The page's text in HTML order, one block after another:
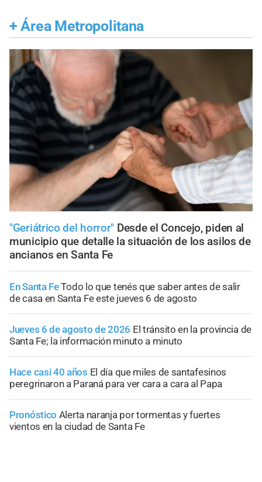
+ Área Metropolitana
"Geriátrico del horror" Desde el Concejo, piden al
municipio que detalle la situación de los asilos de
ancianos en Santa Fe
En Santa FeTodo lo que tenés que saber antes de salir
de casa en Santa Fe este jueves 6 de agosto
Jueves 6 de agosto de 2026 El tránsito en la provincia de
Santa Fe; la información minuto a minuto
Hace casi 40 años El día que miles de santafesinos
peregrinaron a Paraná para ver cara a cara al Papa
Pronóstico Alerta naranja por tormentas y fuertes
vientos en la ciudad de Santa Fe